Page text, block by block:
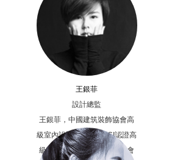
王銀菲
設計總監
王銀菲，中國建筑裝飾協會高
級室內設計師，美國ACI認證高
級室內設計工程師，中國社會